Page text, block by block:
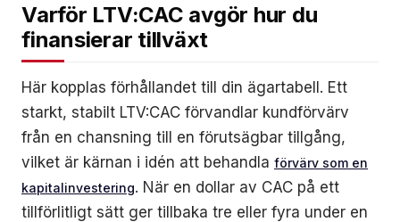
Varför LTV:CAC avgör hur du
finansierar tillväxt
Här kopplas förhållandet till din ägartabell. Ett
starkt, stabilt LTV:CAC förvandlar kundförvärv
från en chansning till en förutsägbar tillgång,
vilket är kärnan i idén att behandla förvärv som en
kapitalinvestering. När en dollar av CAC på ett
tillförlitligt sätt ger tillbaka tre eller fyra under en